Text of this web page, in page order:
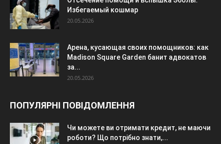
Избегаемый кошмар
20.05.2026
Арена, кусающая своих помощников: как
Madison Square Garden банит адвокатов
за...
20.05.2026
ПОПУЛЯРНІ ПОВІДОМЛЕННЯ
Чи можете ви отримати кредит, не маючи
роботи? Що потрібно знати,...